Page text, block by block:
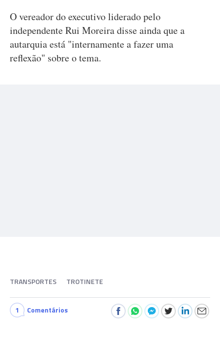
O vereador do executivo liderado pelo
independente Rui Moreira disse ainda que a
autarquia está "internamente a fazer uma
reflexão" sobre o tema.
TRANSPORTES TROTINETE
1 Comentários